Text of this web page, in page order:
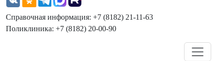
Справочная информация: +7 (8182) 21-11-63
Поликлиника: +7 (8182) 20-00-90